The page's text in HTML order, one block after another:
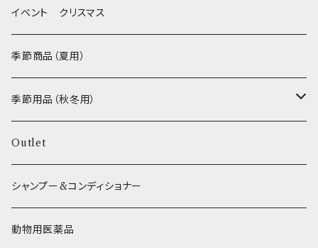
FISH
ヒマラヤチーズ！ _ loasis
わんのはな
エリール
O.C.Farm
イベント クリスマス
季節商品（夏用）
季節用品（秋冬用）
ヒーター
Outlet
シャンプー&コンディショナー
動物用医薬品